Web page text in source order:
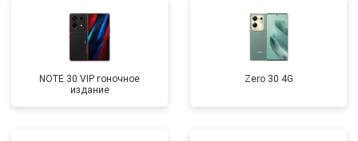
NOTE 30 VIP гоночное
издание
Zero 30 4G